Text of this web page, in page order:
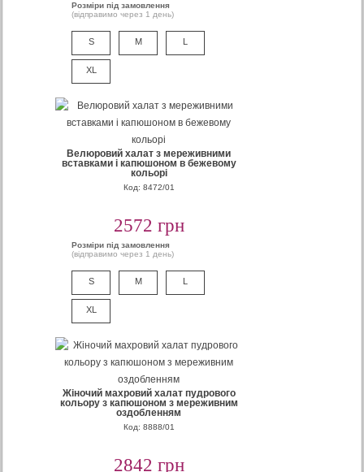
Розміри під замовлення
(відправимо через 1 день)
S M L
XL
Велюровий халат з мереживними
вставками і капюшоном в бежевому
кольорі
Код: 8472/01
2572 грн
Розміри під замовлення
(відправимо через 1 день)
S M L
XL
Жіночий махровий халат пудрового
кольору з капюшоном з мереживним
оздобленням
Код: 8888/01
2842 грн